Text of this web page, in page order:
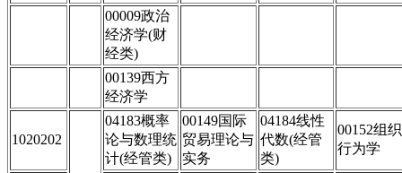
00009政治
经济学(财
经类)
00139西方
经济学
1020202
04183概率
论与数理统
计(经管类)
00149国际
贸易理论与
实务
04184线性
代数(经管
类)
00152组织
行为学